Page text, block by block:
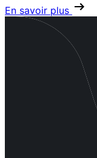
En savoir plus